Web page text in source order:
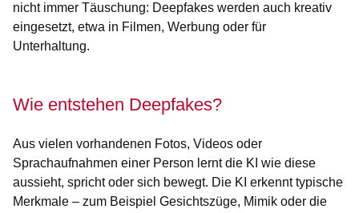
nicht immer Täuschung: Deepfakes werden auch kreativ
eingesetzt, etwa in Filmen, Werbung oder für
Unterhaltung.
Wie entstehen Deepfakes?
Aus vielen vorhandenen Fotos, Videos oder
Sprachaufnahmen einer Person lernt die KI wie diese
aussieht, spricht oder sich bewegt. Die KI erkennt typische
Merkmale – zum Beispiel Gesichtszüge, Mimik oder die